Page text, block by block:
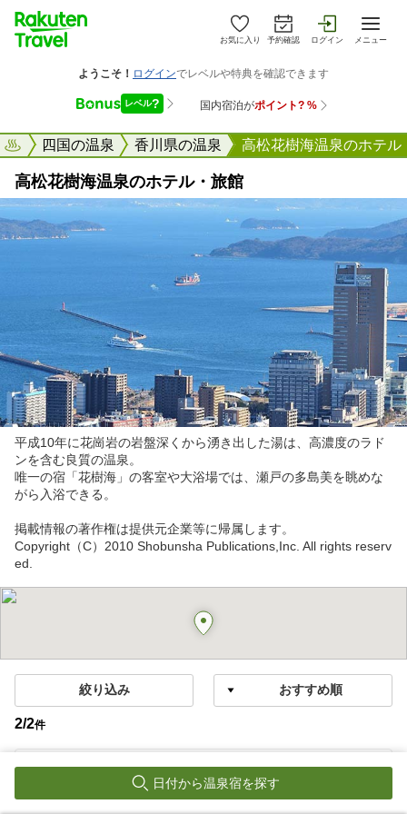
お気に入り 予約確認 ログイン メニュー
トラベル四国の温泉 香川県の温泉 高松花樹海温泉のホテル
高松花樹海温泉のホテル・旅館
平成10年に花崗岩の岩盤深くから湧き出した湯は、高濃度のラド
ンを含む良質の温泉。
唯一の宿「花樹海」の客室や大浴場では、瀬戸の多島美を眺めな
がら入浴できる。
掲載情報の著作権は提供元企業等に帰属します。
Copyright（C）2010 Shobunsha Publications,Inc. All rights reserv
ed.
絞り込み
2/2件
夕凪の湯 ＨＯＴＥＬ花樹海
日付から温泉宿を探す